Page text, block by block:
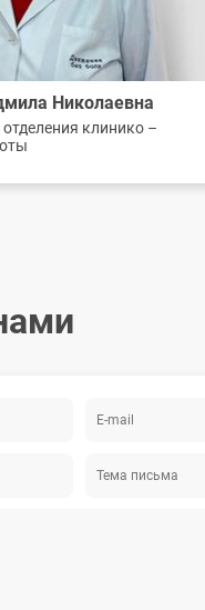
Николаевна
клинико –
Сергеевна